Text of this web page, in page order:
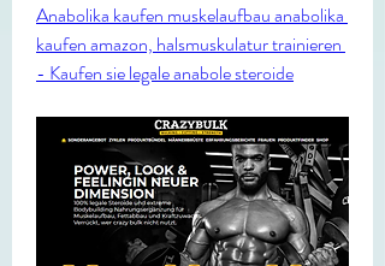
Anabolika kaufen muskelaufbau anabolika
kaufen amazon, halsmuskulatur trainieren
- Kaufen sie legale anabole steroide